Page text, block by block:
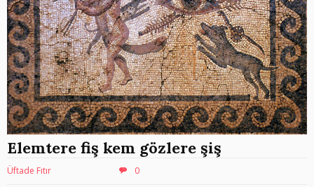
Elemtere fiş kem gözlere şiş
Üftade Fıtır 0